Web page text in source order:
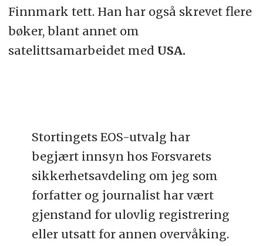
Finnmark tett. Han har også skrevet flere
bøker, blant annet om
satelittsamarbeidet med USA.
Stortingets EOS-utvalg har
begjært innsyn hos Forsvarets
sikkerhetsavdeling om jeg som
forfatter og journalist har vært
gjenstand for ulovlig registrering
eller utsatt for annen overvåking.